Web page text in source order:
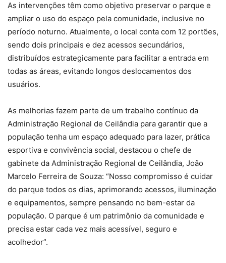
As intervenções têm como objetivo preservar o parque e
ampliar o uso do espaço pela comunidade, inclusive no
período noturno. Atualmente, o local conta com 12 portões,
sendo dois principais e dez acessos secundários,
distribuídos estrategicamente para facilitar a entrada em
todas as áreas, evitando longos deslocamentos dos
usuários.
As melhorias fazem parte de um trabalho contínuo da
Administração Regional de Ceilândia para garantir que a
população tenha um espaço adequado para lazer, prática
esportiva e convivência social, destacou o chefe de
gabinete da Administração Regional de Ceilândia, João
Marcelo Ferreira de Souza: “Nosso compromisso é cuidar
do parque todos os dias, aprimorando acessos, iluminação
e equipamentos, sempre pensando no bem-estar da
população. O parque é um patrimônio da comunidade e
precisa estar cada vez mais acessível, seguro e
acolhedor”.